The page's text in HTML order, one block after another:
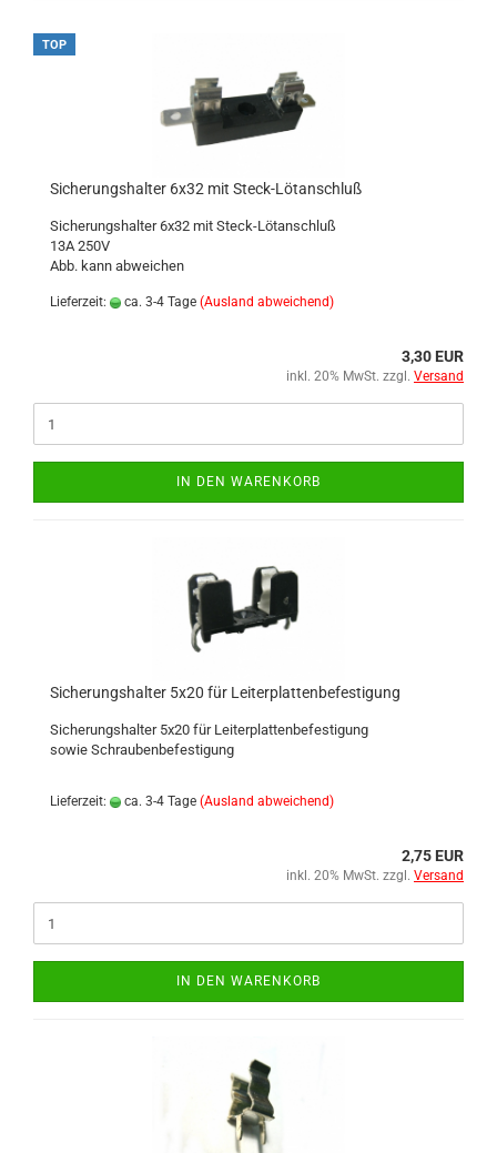
TOP
Sicherungshalter 6x32 mit Steck-Lötanschluß
Sicherungshalter 6x32 mit Steck-Lötanschluß
13A 250V
Abb. kann abweichen
Lieferzeit: ca. 3-4 Tage (Ausland abweichend)
3,30 EUR
inkl. 20% MwSt. zzgl. Versand
IN DEN WARENKORB
Sicherungshalter 5x20 für Leiterplattenbefestigung
Sicherungshalter 5x20 für Leiterplattenbefestigung
sowie Schraubenbefestigung
Lieferzeit: ca. 3-4 Tage (Ausland abweichend)
2,75 EUR
inkl. 20% MwSt. zzgl. Versand
IN DEN WARENKORB